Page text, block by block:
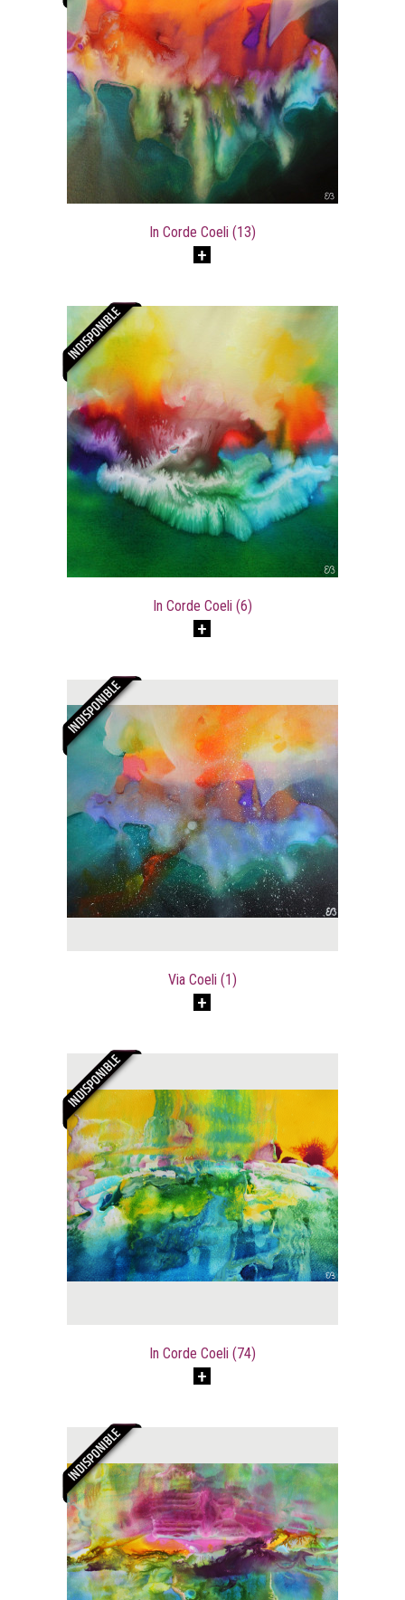
In Corde Coeli (13)
In Corde Coeli (6)
Via Coeli (1)
In Corde Coeli (74)